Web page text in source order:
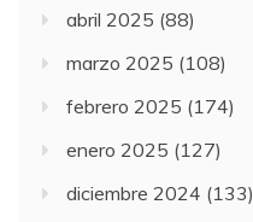
abril 2025 (88)
marzo 2025 (108)
febrero 2025 (174)
enero 2025 (127)
diciembre 2024 (133)